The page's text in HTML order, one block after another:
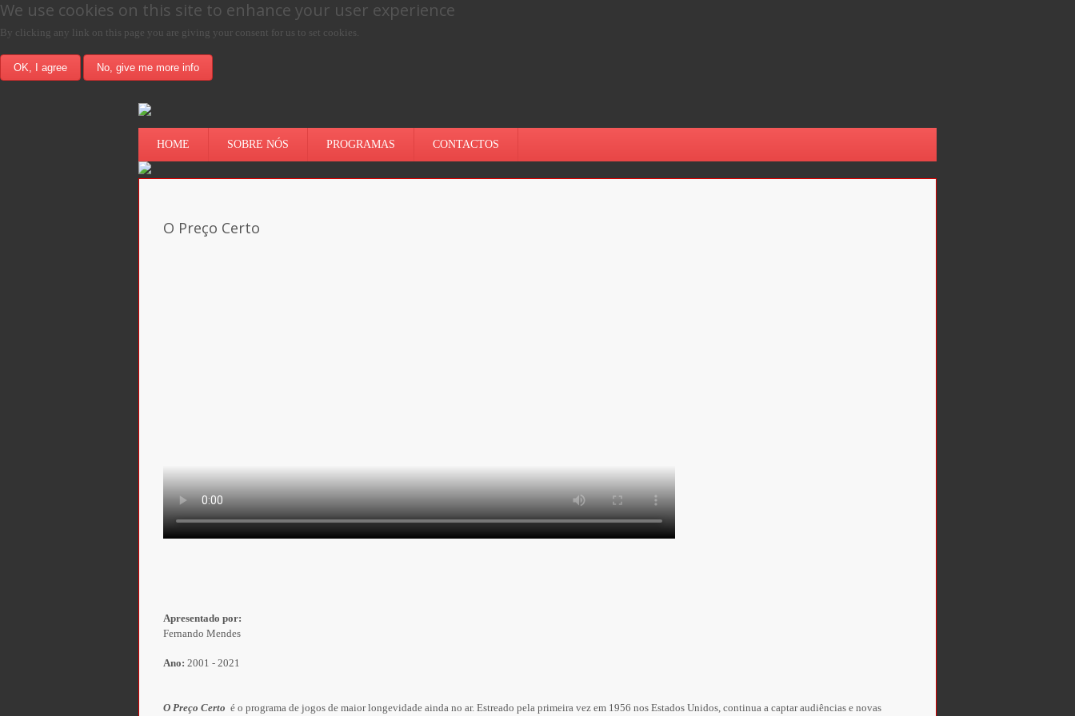
We use cookies on this site to enhance your user experience
By clicking any link on this page you are giving your consent for us to set cookies.
OK, I agree No, give me more info
HOME SOBRE NÓS PROGRAMAS CONTACTOS
O Preço Certo
Apresentado por:
Fernando Mendes
Ano: 2001 - 2021
O Preço Certo é o programa de jogos de maior longevidade ainda no ar. Estreado pela primeira vez em 1956 nos Estados Unidos, continua a captar audiências e novas